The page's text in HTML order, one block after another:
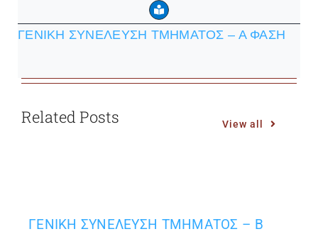
ΓΕΝΙΚΗ ΣΥΝΕΛΕΥΣΗ ΤΜΗΜΑΤΟΣ – Α ΦΑΣΗ
Related Posts View all
ΓΕΝΙΚΗ ΣΥΝΕΛΕΥΣΗ ΤΜΗΜΑΤΟΣ – Β